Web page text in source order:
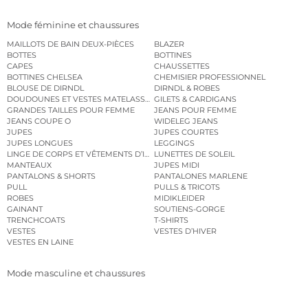
Mode féminine et chaussures
MAILLOTS DE BAIN DEUX-PIÈCES
BLAZER
BOTTES
BOTTINES
CAPES
CHAUSSETTES
BOTTINES CHELSEA
CHEMISIER PROFESSIONNEL
BLOUSE DE DIRNDL
DIRNDL & ROBES
DOUDOUNES ET VESTES MATELASSÉESGILETS & CARDIGANS
GRANDES TAILLES POUR FEMME
JEANS POUR FEMME
JEANS COUPE O
WIDELEG JEANS
JUPES
JUPES COURTES
JUPES LONGUES
LEGGINGS
LINGE DE CORPS ET VÊTEMENTS D’INTÉRIEURLUNETTES DE SOLEIL
MANTEAUX
JUPES MIDI
PANTALONS & SHORTS
PANTALONES MARLENE
PULL
PULLS & TRICOTS
ROBES
MIDIKLEIDER
GAINANT
SOUTIENS-GORGE
TRENCHCOATS
T-SHIRTS
VESTES
VESTES D’HIVER
VESTES EN LAINE
Mode masculine et chaussures